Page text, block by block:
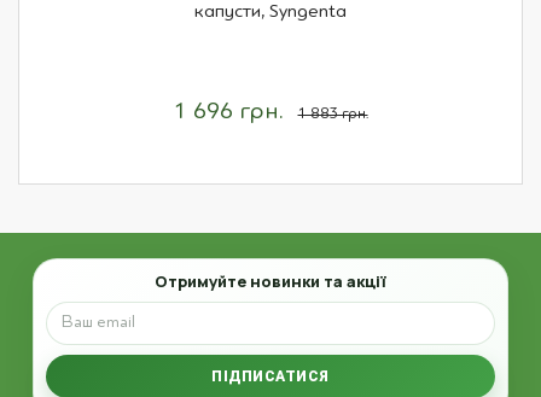
капусти, Syngenta
1 696 грн. 1 883 грн.
Email
Отримуйте новинки та акції
ПІДПИСАТИСЯ